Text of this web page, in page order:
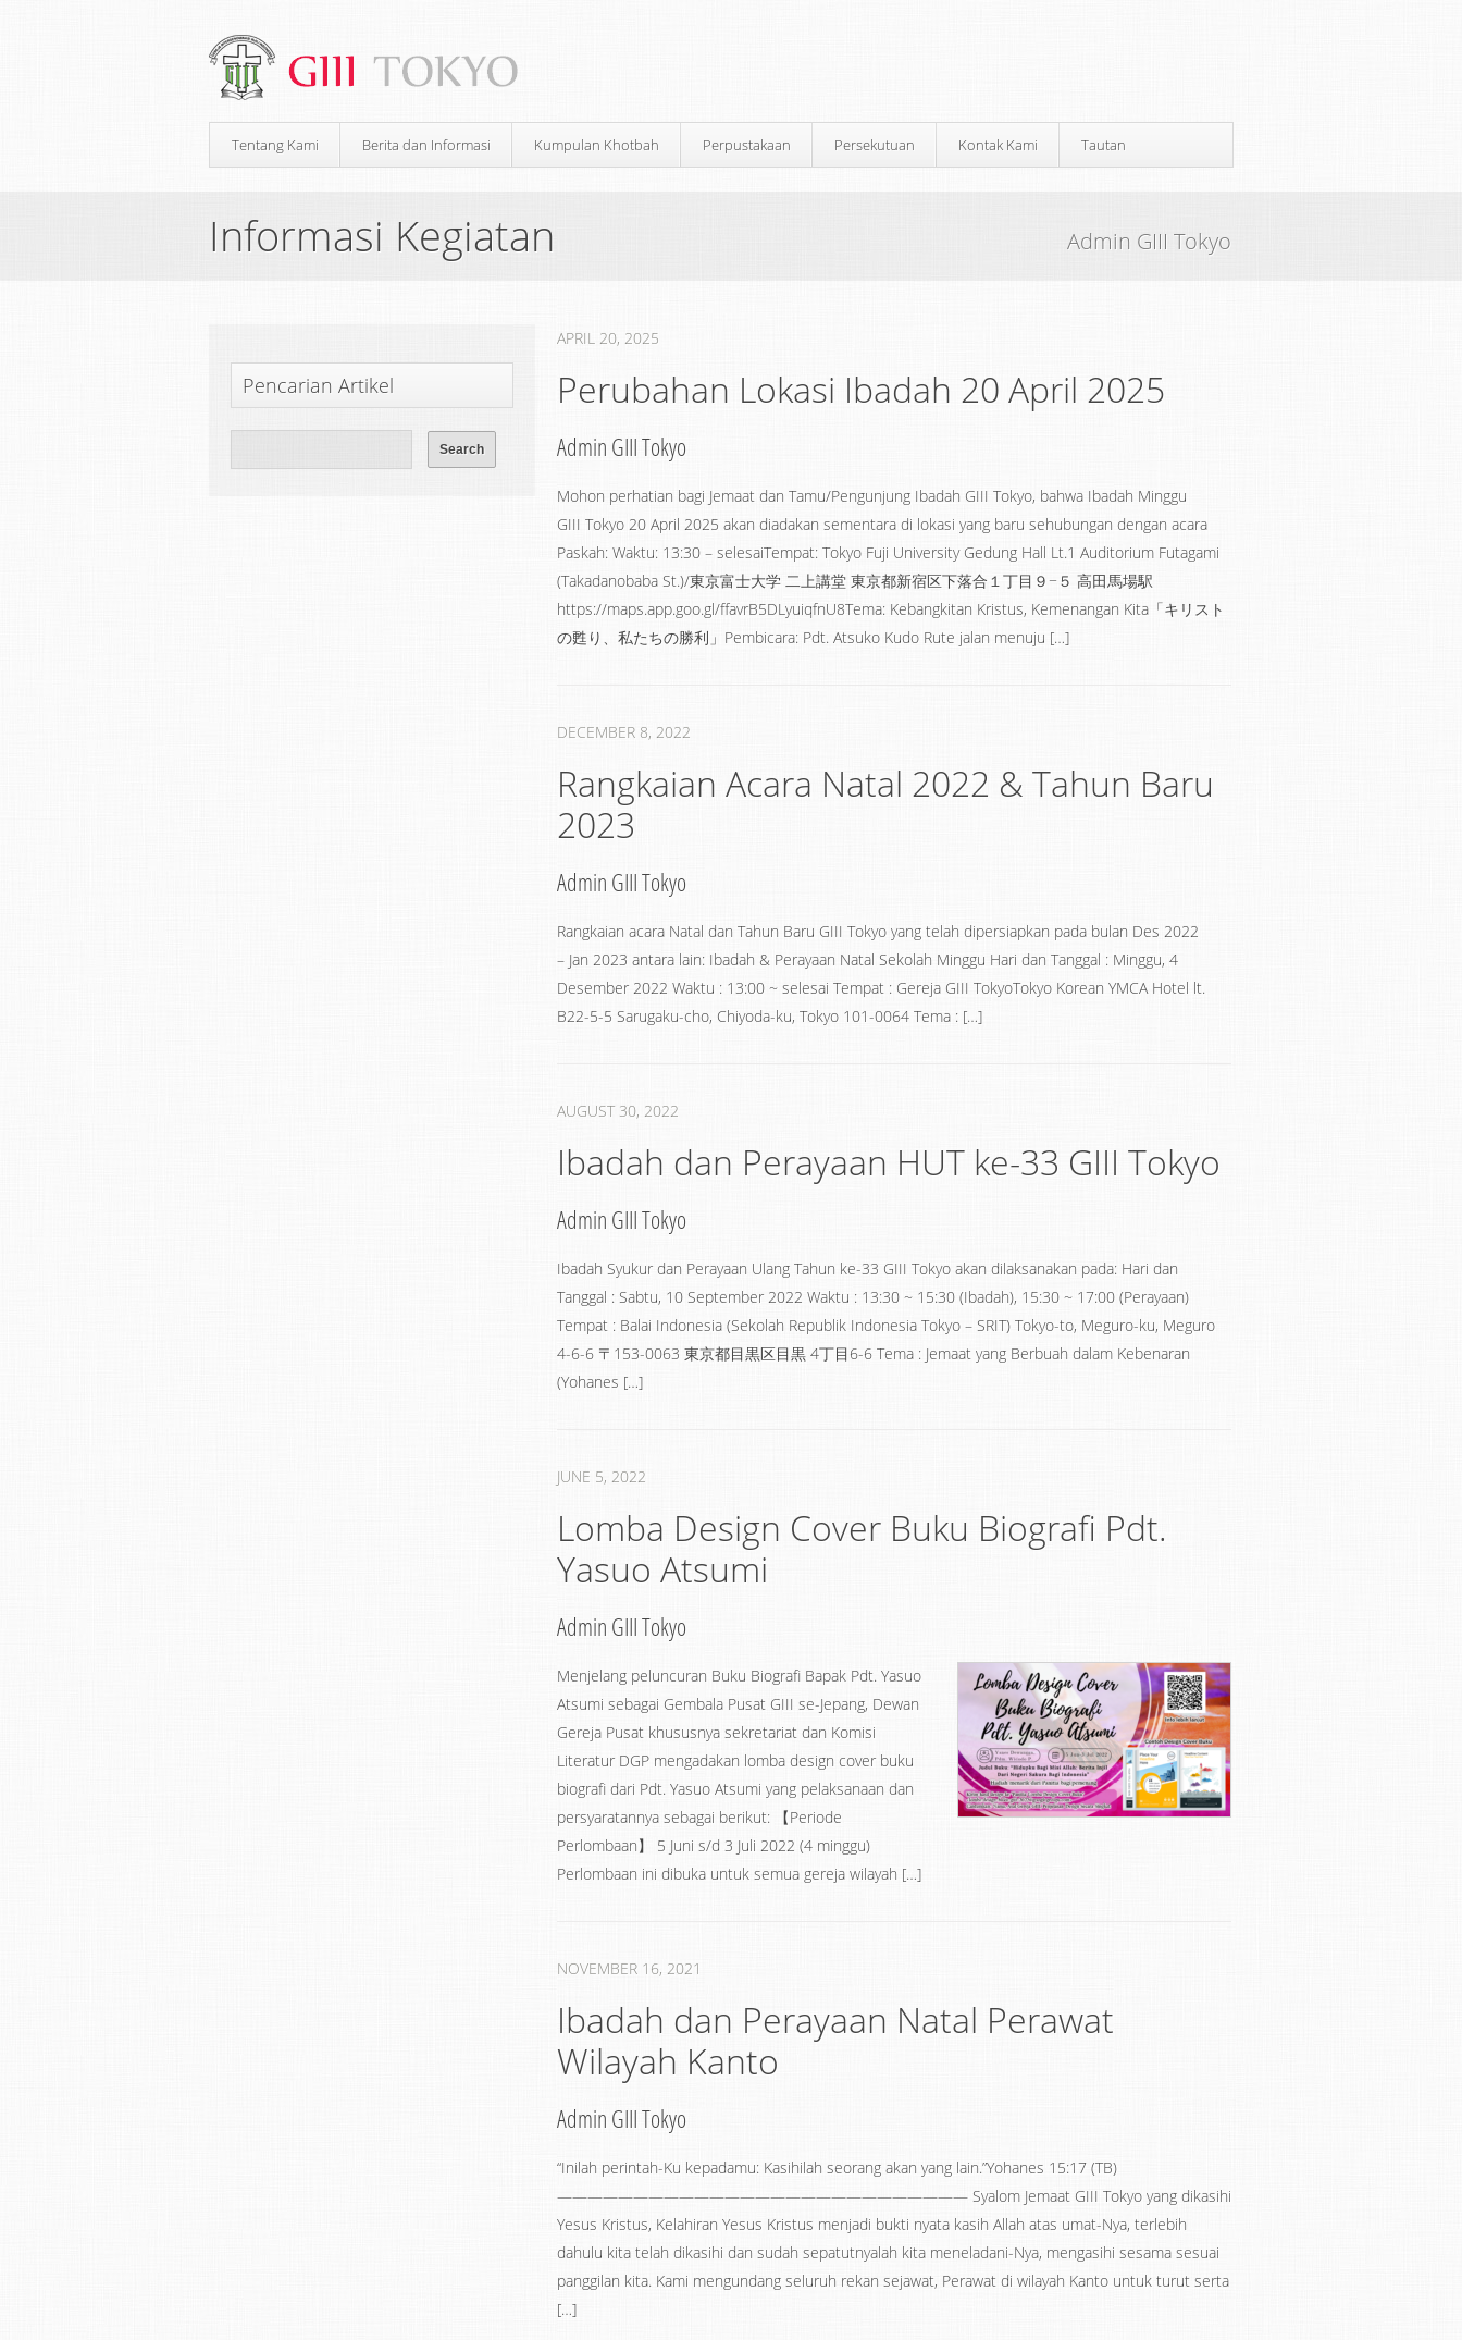
Tentang Kami Berita dan Informasi Kumpulan Khotbah Perpustakaan Persekutuan Kontak Kami Tautan
Informasi Kegiatan Admin GIII Tokyo
Pencarian Artikel
APRIL 20, 2025
Perubahan Lokasi Ibadah 20 April 2025
Admin GIII Tokyo
Mohon perhatian bagi Jemaat dan Tamu/Pengunjung Ibadah GIII Tokyo, bahwa Ibadah Minggu
GIII Tokyo 20 April 2025 akan diadakan sementara di lokasi yang baru sehubungan dengan acara
Paskah: Waktu: 13:30 – selesaiTempat: Tokyo Fuji University Gedung Hall Lt.1 Auditorium Futagami
(Takadanobaba St.)/東京富士大学 二上講堂 東京都新宿区下落合１丁目９−５ 高田馬場駅
https://maps.app.goo.gl/ffavrB5DLyuiqfnU8Tema: Kebangkitan Kristus, Kemenangan Kita「キリスト
の甦り、私たちの勝利」Pembicara: Pdt. Atsuko Kudo Rute jalan menuju […]
DECEMBER 8, 2022
Rangkaian Acara Natal 2022 & Tahun Baru
2023
Admin GIII Tokyo
Rangkaian acara Natal dan Tahun Baru GIII Tokyo yang telah dipersiapkan pada bulan Des 2022
– Jan 2023 antara lain: Ibadah & Perayaan Natal Sekolah Minggu Hari dan Tanggal : Minggu, 4
Desember 2022 Waktu : 13:00 ~ selesai Tempat : Gereja GIII TokyoTokyo Korean YMCA Hotel lt.
B22-5-5 Sarugaku-cho, Chiyoda-ku, Tokyo 101-0064 Tema : […]
AUGUST 30, 2022
Ibadah dan Perayaan HUT ke-33 GIII Tokyo
Admin GIII Tokyo
Ibadah Syukur dan Perayaan Ulang Tahun ke-33 GIII Tokyo akan dilaksanakan pada: Hari dan
Tanggal : Sabtu, 10 September 2022 Waktu : 13:30 ~ 15:30 (Ibadah), 15:30 ~ 17:00 (Perayaan)
Tempat : Balai Indonesia (Sekolah Republik Indonesia Tokyo – SRIT) Tokyo-to, Meguro-ku, Meguro
4-6-6 〒153-0063 東京都目黒区目黒 4丁目6-6 Tema : Jemaat yang Berbuah dalam Kebenaran
(Yohanes […]
JUNE 5, 2022
Lomba Design Cover Buku Biografi Pdt.
Yasuo Atsumi
Admin GIII Tokyo
Menjelang peluncuran Buku Biografi Bapak Pdt. Yasuo
Atsumi sebagai Gembala Pusat GIII se-Jepang, Dewan
Gereja Pusat khususnya sekretariat dan Komisi
Literatur DGP mengadakan lomba design cover buku
biografi dari Pdt. Yasuo Atsumi yang pelaksanaan dan
persyaratannya sebagai berikut: 【Periode
Perlombaan】 5 Juni s/d 3 Juli 2022 (4 minggu)
Perlombaan ini dibuka untuk semua gereja wilayah […]
NOVEMBER 16, 2021
Ibadah dan Perayaan Natal Perawat
Wilayah Kanto
Admin GIII Tokyo
“Inilah perintah-Ku kepadamu: Kasihilah seorang akan yang lain.”‭‭Yohanes‬ ‭15:17‬ ‭(TB‬‬)
——————————————————————————— Syalom Jemaat GIII Tokyo yang dikasihi
Yesus Kristus, Kelahiran Yesus Kristus menjadi bukti nyata kasih Allah atas umat-Nya, terlebih
dahulu kita telah dikasihi dan sudah sepatutnyalah kita meneladani-Nya, mengasihi sesama sesuai
panggilan kita. Kami mengundang seluruh rekan sejawat, Perawat di wilayah Kanto untuk turut serta
[…]